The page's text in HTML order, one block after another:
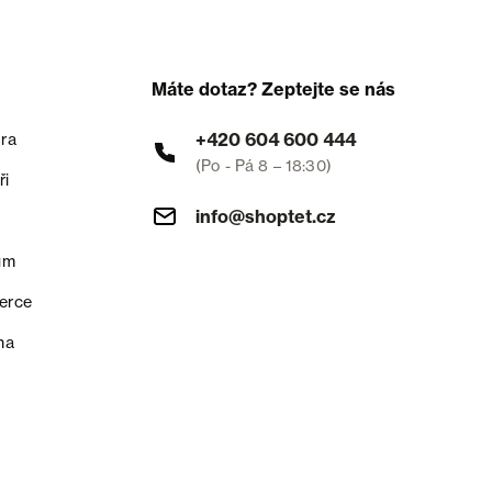
Máte dotaz? Zeptejte se nás
+420 604 600 444
(Po - Pá 8 – 18:30)
info@shoptet.cz